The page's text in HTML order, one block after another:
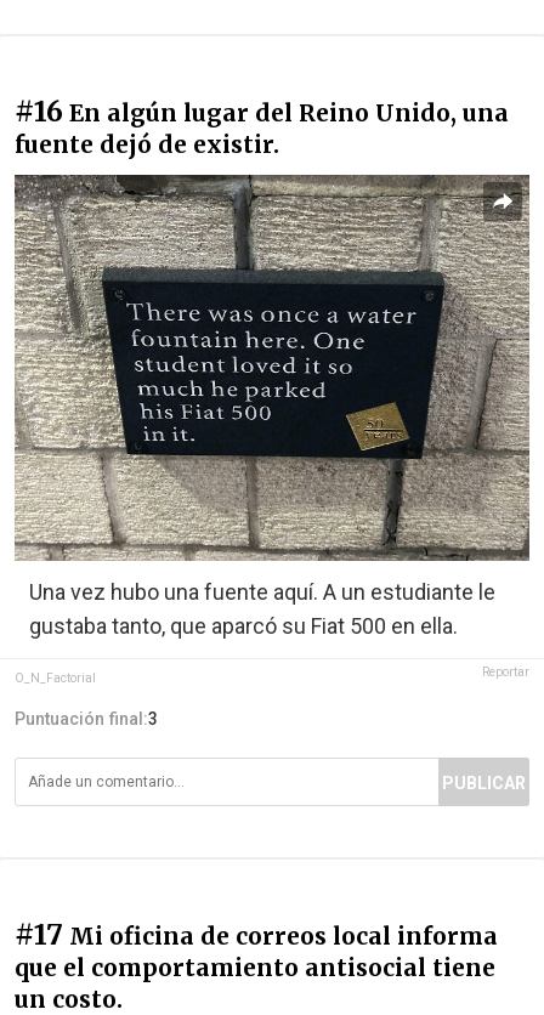
#16 En algún lugar del Reino Unido, una
fuente dejó de existir.
Una vez hubo una fuente aquí. A un estudiante le
gustaba tanto, que aparcó su Fiat 500 en ella.
O_N_Factorial Reportar
Puntuación final:3
PUBLICAR
#17 Mi oficina de correos local informa
que el comportamiento antisocial tiene
un costo.